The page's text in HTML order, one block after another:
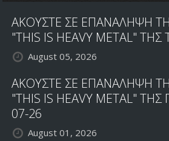
ΑΚΟΥΣΤΕ ΣΕ ΕΠΑΝΑΛΗΨΗ
"THIS IS HEAVY METAL"
August 05, 2026
ΑΚΟΥΣΤΕ ΣΕ ΕΠΑΝΑΛΗΨΗ
"THIS IS HEAVY METAL"
07-26
August 01, 2026